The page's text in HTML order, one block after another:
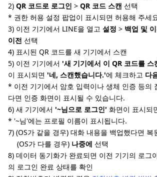
2) QR 코드로 로그인 > QR 코드 스캔 선택
* 권한 허용 설정 팝업이 표시되면 허용해 주세
3) 이전 기기에서 LINE을 열고 설정 > 백업 및
이전 선택
4) 표시된 QR 코드를 새 기기에서 스캔
5) 이전 기기에서 '새 기기에서 이 QR 코드를 스
이 표시되면 '네, 스캔했습니다.'에 체크하고 다
* 이전 기기에서 암호 입력이나 생체 인증 등의
다면 인증 화면이 표시될 수 있습니다.
6) 새 기기에서 '~님으로 로그인' 화면이 표시되
* '~님'에는 프로필 이름이 표시됩니다.
7) (OS가 같을 경우) 대화 내용을 백업했다면 복
(OS가 다를 경우) 나중에 선택
8) 데이터 동기화가 완료되면 이전 기기의 로그
의 로그인 완료 상태를 확인